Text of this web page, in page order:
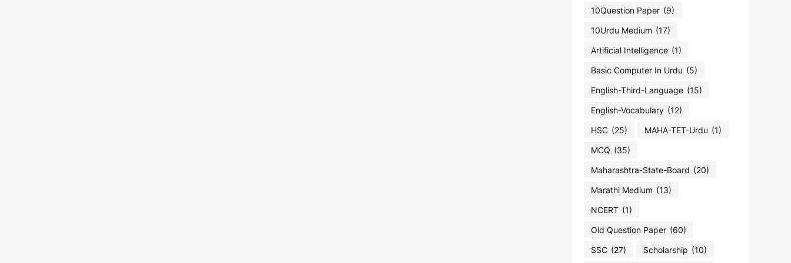
10Question Paper (9)
10Urdu Medium (17)
Artificial Intelligence (1)
Basic Computer In Urdu (5)
English-Third-Language (15)
English-Vocabulary (12)
HSC (25) MAHA-TET-Urdu (1)
MCQ (35)
Maharashtra-State-Board (20)
Marathi Medium (13)
NCERT (1)
Old Question Paper (60)
SSC (27) Scholarship (10)